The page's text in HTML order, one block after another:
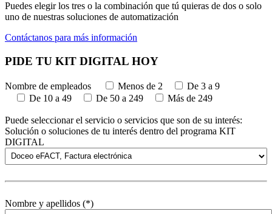
Puedes elegir los tres o la combinación que tú quieras de dos o solo
uno de nuestras soluciones de automatización
Contáctanos para más información
PIDE TU KIT DIGITAL HOY
Nombre de empleados Menos de 2
De 3 a 9
De 10 a 49
De 50 a 249 Más de 249
Puede seleccionar el servicio o servicios que son de su interés:
Solución o soluciones de tu interés dentro del programa KIT
DIGITAL
Nombre y apellidos (*)